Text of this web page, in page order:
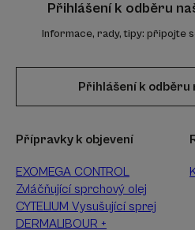
Přihlášení k odběru
Informace, rady, tipy: připojte
Přihlášení k
Přípravky k objevení
EXOMEGA CONTROL
Zvláčňující sprchový olej
CYTELIUM Vysušující sprej
DERMALIBOUR +